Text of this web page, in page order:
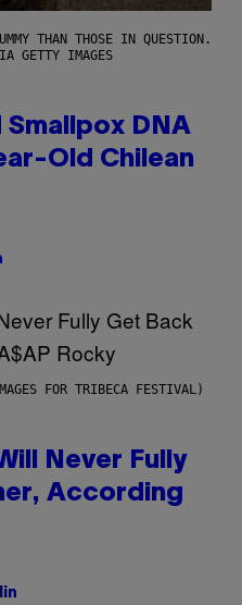
THAN THOSE IN QUESTION.
GETTY IMAGES
DNA
Old Chilean
FOR TRIBECA FESTIVAL)
Never Fully
According